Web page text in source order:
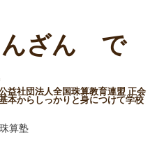
ざん で
益社団法人全国珠算教育連盟 正会
本からしっかりと身につけて学校